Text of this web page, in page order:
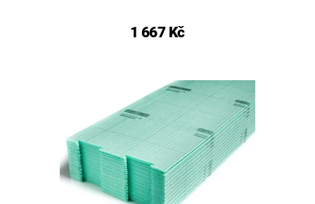
1 667 Kč